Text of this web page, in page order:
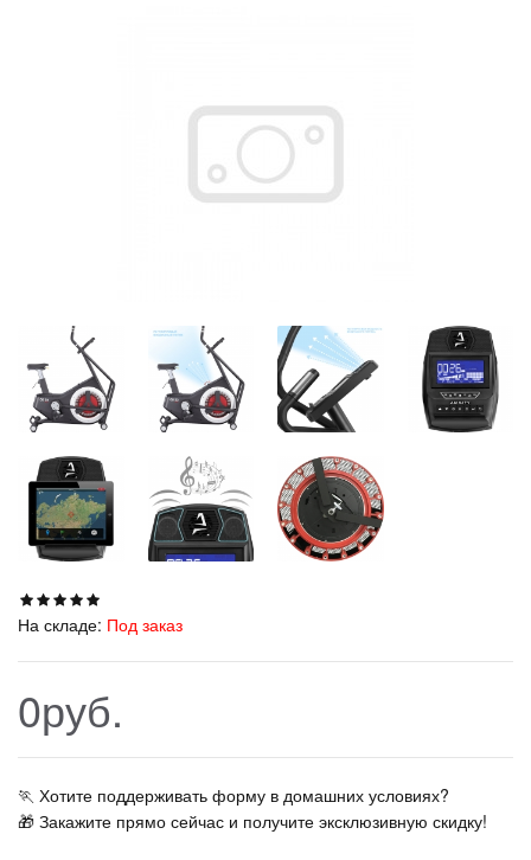
На складе: Под заказ
0руб.
🏃‍ Хотите поддерживать форму в домашних условиях?
🎁 Закажите прямо сейчас и получите эксклюзивную скидку!